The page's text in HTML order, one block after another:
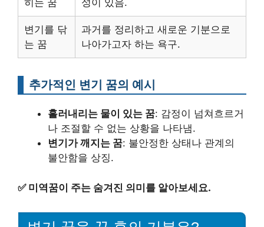
히는 꿈 성이 있음.
변기를 닦
는 꿈
과거를 정리하고 새로운 기분으로
나아가고자 하는 욕구.
추가적인 변기 꿈의 예시
흘러내리는 물이 있는 꿈: 감정이 넘쳐흐르거
나 조절할 수 없는 상황을 나타냄.
변기가 깨지는 꿈: 불안정한 상태나 관계의
불안함을 상징.
✅ 미역꿈이 주는 숨겨진 의미를 알아보세요.